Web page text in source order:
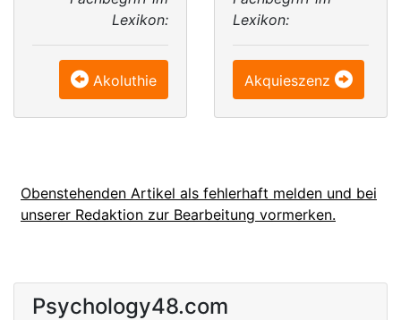
Lexikon:
Akoluthie
Lexikon:
Akquieszenz
Obenstehenden Artikel als fehlerhaft melden und bei
unserer Redaktion zur Bearbeitung vormerken.
Psychology48.com